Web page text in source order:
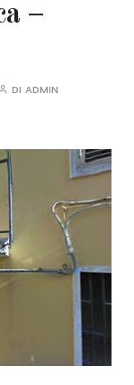
–
DI ADMIN